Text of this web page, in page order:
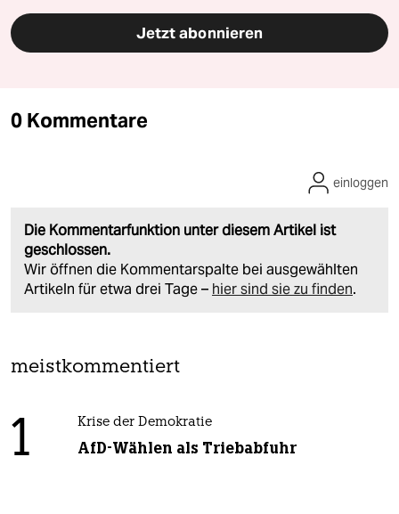
Jetzt abonnieren
0 Kommentare
Die Kommentarfunktion unter diesem Artikel ist
geschlossen.
Wir öffnen die Kommentarspalte bei ausgewählten
Artikeln für etwa drei Tage – hier sind sie zu finden.
einloggen
meistkommentiert
1 Krise der Demokratie
AfD-Wählen als Triebabfuhr